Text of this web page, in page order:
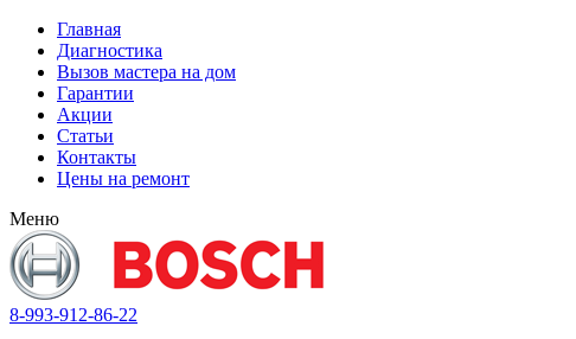
Главная
Диагностика
Вызов мастера на дом
Гарантии
Акции
Статьи
Контакты
Цены на ремонт
Меню
8-993-912-86-22